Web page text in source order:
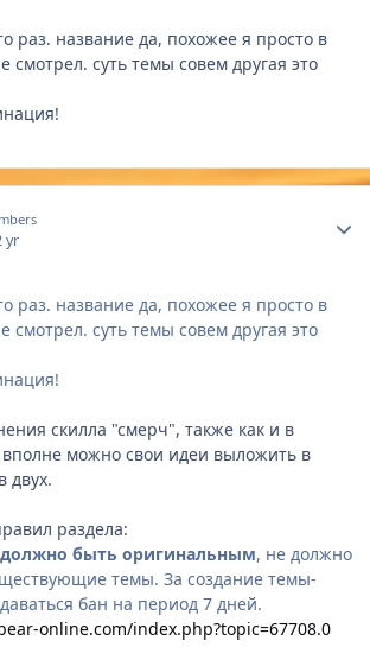
раз. название да, похожее я просто в
смотрел. суть темы совем другая это
yr
раз. название да, похожее я просто в
смотрел. суть темы совем другая это
скилла "смерч", также как и в
можно свои идеи выложить в
двух.
раздела:
быть оригинальным, не должно
темы. За создание темы-
бан на период 7 дней.
online.com/index.php?topic=67708.0